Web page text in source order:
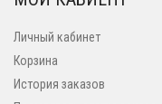
Личный кабинет
Корзина
История заказов